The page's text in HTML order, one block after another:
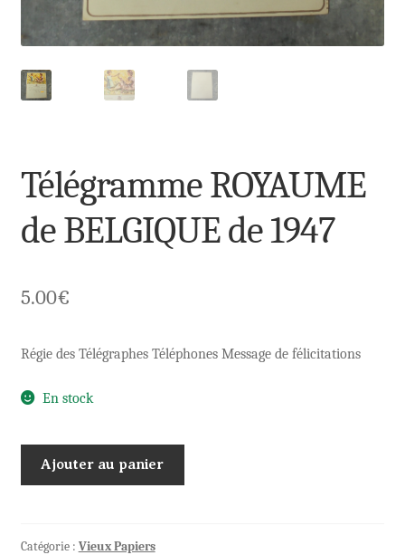
Télégramme ROYAUME
de BELGIQUE de 1947
5.00€
Régie des Télégraphes Téléphones Message de félicitations
En stock
de
Ajouter au panier
Catégorie : Vieux Papiers